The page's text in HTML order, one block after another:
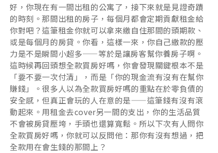
好，你現在有一間出租的公寓了，接下來就是見證奇蹟
的時刻。那間出租的房子，每個月都會定期貢獻租金給
你對吧？這筆租金你就可以拿來繳自住那間的頭期款、
或是每個月的房貸。你看，這樣一來，你自己繳款的壓
力是不是瞬間小超多——等於是讓房客幫你養房子啊。
這時候再回頭想全款買房好嗎，你會發現關鍵根本不是
「要不要一次付清」，而是「你的現金流有沒有在幫你
賺錢」。很多人以為全款買房好嗎的重點在於零負債的
安全感，但真正會玩的人在意的是——這筆錢有沒有滾
動起來。用租金去cover另一間的支出，你的生活品質
不會被房貸壓垮，手頭也還算寬鬆。所以下次有人問你
全款買房好嗎，你就可以反問他：那你有沒有想過，把
全款用在會生錢的那間上？